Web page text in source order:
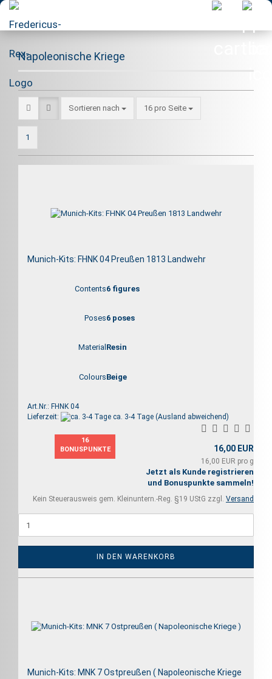
Napoleonische Kriege
Sortieren nach
Sortieren nach 16 pro Seite
pro Seite
1
Munich-Kits: FHNK 04 Preußen 1813 Landwehr
Contents6 figures
Poses6 poses
Material Resin
ColoursBeige
Art.Nr.: FHNK 04
Lieferzeit:
ca. 3-4 Tage (Ausland abweichend)
16
BONUSPUNKTE
16,00 EUR
16,00 EUR pro g
Jetzt als Kunde registrieren
und Bonuspunkte sammeln!
Kein Steuerausweis gem. Kleinuntern.-Reg. §19 UStG zzgl. Versand
IN DEN WARENKORB
Munich-Kits: MNK 7 Ostpreußen ( Napoleonische Kriege